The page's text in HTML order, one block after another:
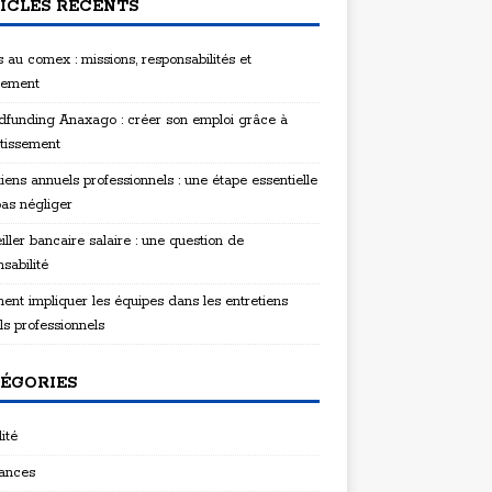
RÉCENTS
au comex : missions, responsabilités et
Anaxago : créer son emploi grâce à
annuels professionnels : une étape essentielle
négliger
bancaire salaire : une question de
impliquer les équipes dans les entretiens
professionnels